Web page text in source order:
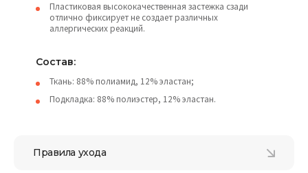
Пластиковая высококачественная застежка сзади
отлично фиксирует не создает различных
аллергических реакций.
Состав:
Ткань: 88% полиамид, 12% эластан;
Подкладка: 88% полиэстер, 12% эластан.
Правила ухода